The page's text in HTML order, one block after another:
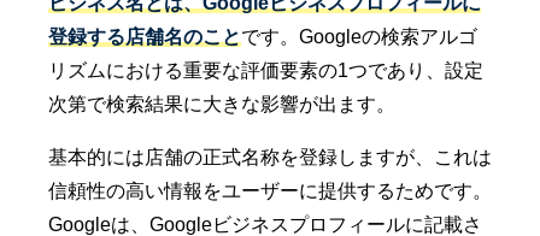
登録する店舗名のことです。Googleの検索アルゴ
リズムにおける重要な評価要素の1つであり、設定
次第で検索結果に大きな影響が出ます。
基本的には店舗の正式名称を登録しますが、これは
信頼性の高い情報をユーザーに提供するためです。
Googleは、Googleビジネスプロフィールに記載さ